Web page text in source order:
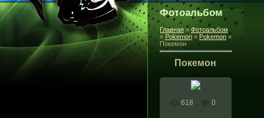
Фотоальбом
Главная » Фотоальбом
»Pokemon » Pokemon »
Покемон
Покемон
618 0